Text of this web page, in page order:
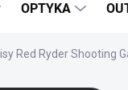
OPTYKA
Red Ryder Shooting